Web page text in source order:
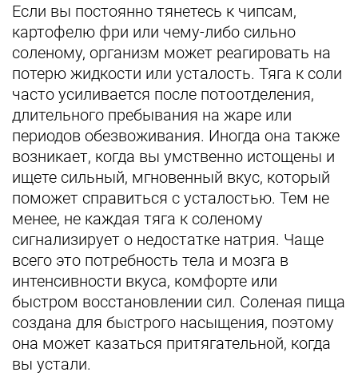
Если вы постоянно тянетесь к чипсам,
картофелю фри или чему-либо сильно
соленому, организм может реагировать на
потерю жидкости или усталость. Тяга к соли
часто усиливается после потоотделения,
длительного пребывания на жаре или
периодов обезвоживания. Иногда она также
возникает, когда вы умственно истощены и
ищете сильный, мгновенный вкус, который
поможет справиться с усталостью. Тем не
менее, не каждая тяга к соленому
сигнализирует о недостатке натрия. Чаще
всего это потребность тела и мозга в
интенсивности вкуса, комфорте или
быстром восстановлении сил. Соленая пища
создана для быстрого насыщения, поэтому
она может казаться притягательной, когда
вы устали.